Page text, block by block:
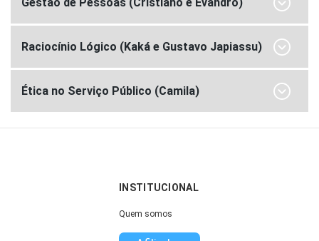
Raciocínio Lógico (Kaká e Gustavo Japiassu)
Ética no Serviço Público (Camila)
INSTITUCIONAL
Quem somos